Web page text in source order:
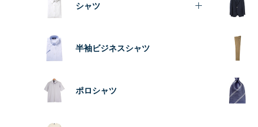
シャツ
半袖ビジネスシャツ
ポロシャツ